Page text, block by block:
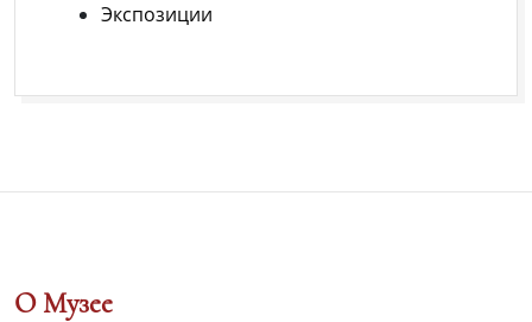
Экспозиции
О Музее